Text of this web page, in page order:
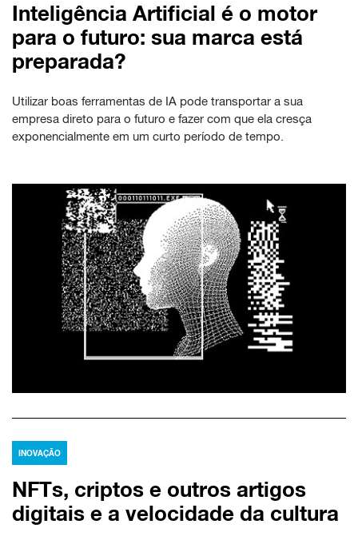
Inteligência Artificial é o motor
para o futuro: sua marca está
preparada?
Utilizar boas ferramentas de IA pode transportar a sua
empresa direto para o futuro e fazer com que ela cresça
exponencialmente em um curto período de tempo.
INOVAÇÃO
NFTs, criptos e outros artigos
digitais e a velocidade da cultura